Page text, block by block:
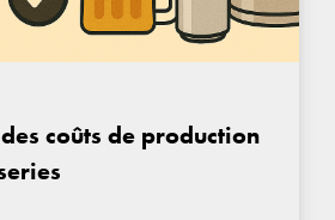
coûts de production